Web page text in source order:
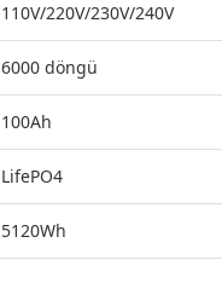
110V/220V/230V/240V
6000 döngü
100Ah
LifePO4
5120Wh